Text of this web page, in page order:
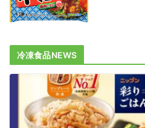
冷凍食品NEWS